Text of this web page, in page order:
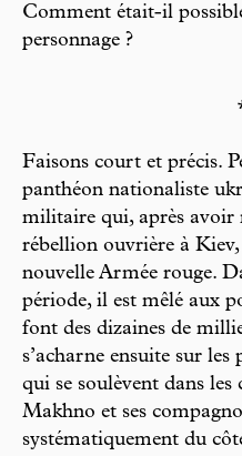
Comment était-il
personnage ?
Faisons court et précis.
panthéon nationaliste
militaire qui, après avoir
rébellion ouvrière à
nouvelle Armée rouge.
période, il est mêlé aux
font des dizaines de
s’acharne ensuite sur les
qui se soulèvent dans
Makhno et ses
systématiquement du